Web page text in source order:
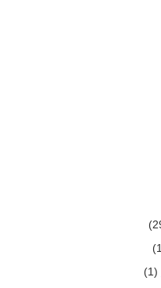
(1)